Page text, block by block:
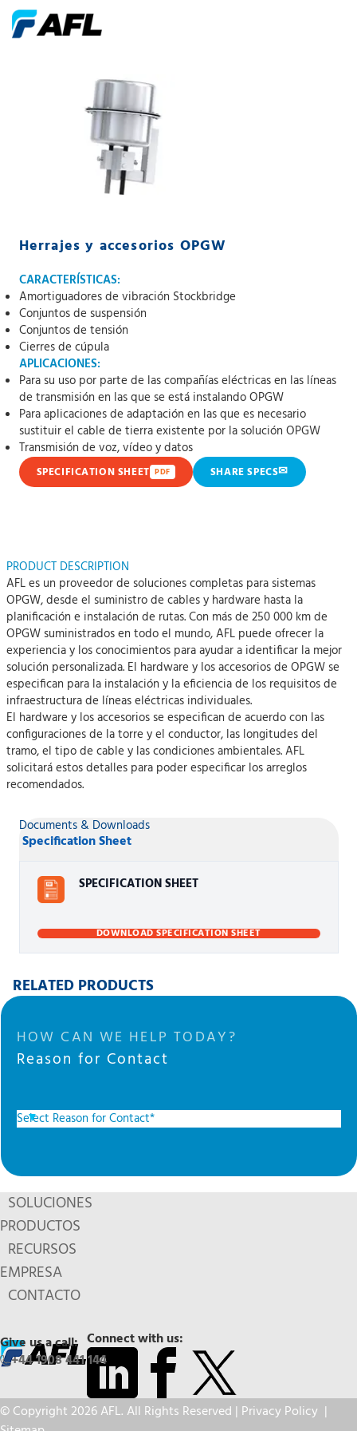
Herrajes y accesorios OPGW
CARACTERÍSTICAS:
Amortiguadores de vibración Stockbridge
Conjuntos de suspensión
Conjuntos de tensión
Cierres de cúpula
APLICACIONES:
Para su uso por parte de las compañías eléctricas en las líneas
de transmisión en las que se está instalando OPGW
Para aplicaciones de adaptación en las que es necesario
sustituir el cable de tierra existente por la solución OPGW
Transmisión de voz, vídeo y datos
SPECIFICATION SHEET PDF SHARE SPECS✉
PRODUCT DESCRIPTION
AFL es un proveedor de soluciones completas para sistemas
OPGW, desde el suministro de cables y hardware hasta la
planificación e instalación de rutas. Con más de 250 000 km de
OPGW suministrados en todo el mundo, AFL puede ofrecer la
experiencia y los conocimientos para ayudar a identificar la mejor
solución personalizada. El hardware y los accesorios de OPGW se
especifican para la instalación y la eficiencia de los requisitos de
infraestructura de líneas eléctricas individuales.
El hardware y los accesorios se especifican de acuerdo con las
configuraciones de la torre y el conductor, las longitudes del
tramo, el tipo de cable y las condiciones ambientales. AFL
solicitará estos detalles para poder especificar los arreglos
recomendados.
Documents & Downloads
Specification Sheet
SPECIFICATION SHEET
DOWNLOAD SPECIFICATION SHEET
RELATED PRODUCTS
HOW CAN WE HELP TODAY?
Reason for Contact
SOLUCIONES
PRODUCTOS
RECURSOS
EMPRESA
CONTACTO
Connect with us:
Give us a call:
+44 1908 441 144
© Copyright 2026 AFL. All Rights Reserved | Privacy Policy |